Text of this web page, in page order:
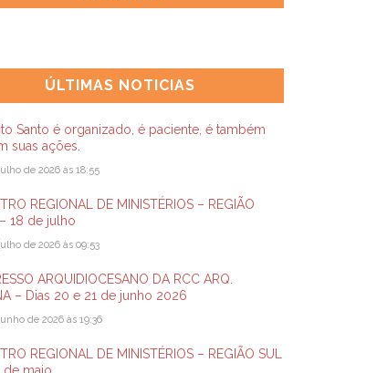
ÚLTIMAS NOTICIAS
Santo é organizado, é paciente, é também
suas ações.
de 2026 às 18:55
REGIONAL DE MINISTÉRIOS – REGIÃO
18 de julho
de 2026 às 09:53
ARQUIDIOCESANO DA RCC ARQ.
– Dias 20 e 21 de junho 2026
de 2026 às 19:36
REGIONAL DE MINISTÉRIOS – REGIÃO SUL